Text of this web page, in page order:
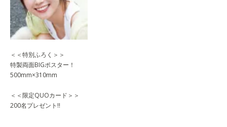
＜＜特別ふろく＞＞
特製両面BIGポスター！
500mm×310mm
＜＜限定QUOカード＞＞
200名プレゼント!!